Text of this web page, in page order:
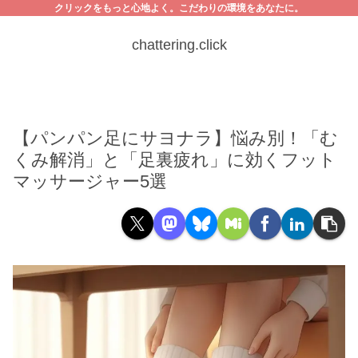
クリックをもっと心地よく。こだわりの環境をあなたに。
chattering.click
【パンパン足にサヨナラ】悩み別！「む
くみ解消」と「足裏疲れ」に効くフット
マッサージャー5選